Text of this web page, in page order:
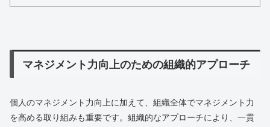
マネジメント力向上のための組織的アプローチ
個人のマネジメント力向上に加えて、組織全体でマネジメント力
を高める取り組みも重要です。組織的なアプローチにより、一貫